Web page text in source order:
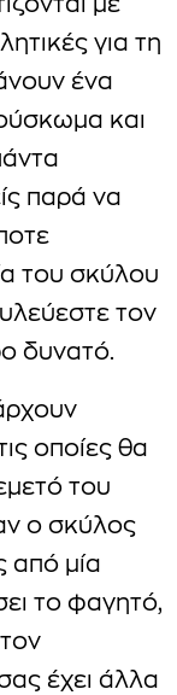
με
για τη
ένα
και
παρά να
του σκύλου
τον
δυνατό.
οποίες θα
του
ο σκύλος
από μία
το φαγητό,
έχει άλλα